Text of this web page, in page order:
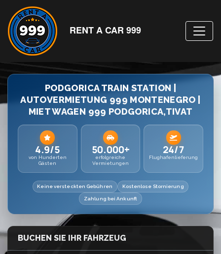
RENT A CAR 999
PODGORICA TRAIN STATION |
AUTOVERMIETUNG 999 MONTENEGRO |
MIET WAGEN 999 PODGORICA,TIVAT
4.9/5
von Hunderten
Gästen
50.000+
erfolgreiche
Vermietungen
24/7
Flughafenlieferung
Keine versteckten Gebühren Kostenlose Stornierung
Zahlung bei Ankunft
BUCHEN SIE IHR FAHRZEUG